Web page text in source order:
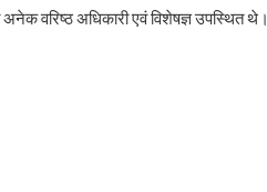
वरिष्ठ अधिकारी एवं विशेषज्ञ उपस्थित थे।